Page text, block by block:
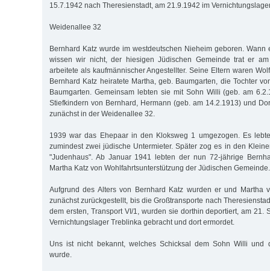
15.7.1942 nach Theresienstadt, am 21.9.1942 im
Weidenallee 32
Bernhard Katz wurde im westdeutschen Nieheim geboren. Wann
wissen wir nicht, der hiesigen Jüdischen Gemeinde trat er
arbeitete als kaufmännischer Angestellter. Seine Eltern waren
Bernhard Katz heiratete Martha, geb. Baumgarten, die Tochter
Baumgarten. Gemeinsam lebten sie mit Sohn Willi (geb. am
Stiefkindern von Bernhard, Hermann (geb. am 14.2.1913) und
zunächst in der Weidenallee 32.
1939 war das Ehepaar in den Kloksweg 1 umgezogen. Es
zumindest zwei jüdische Untermieter. Später zog es in den
"Judenhaus". Ab Januar 1941 lebten der nun 72-jährige
Martha Katz von Wohlfahrtsunterstützung der Jüdischen Gemeinde.
Aufgrund des Alters von Bernhard Katz wurden er und Martha
zunächst zurückgestellt, bis die Großtransporte nach
dem ersten, Transport VI/1, wurden sie dorthin deportiert, am 21.
Vernichtungslager Treblinka gebracht und dort ermordet.
Uns ist nicht bekannt, welches Schicksal dem Sohn Willi und
wurde.